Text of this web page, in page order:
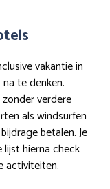
vakantie in
te denken.
verdere
als windsurfen
betalen. Je
hierna check
activiteiten.